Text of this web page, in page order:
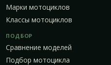
Марки мотоциклов
Классы мотоциклов
ПОДБОР
Сравнение моделей
Подбор мотоцикла